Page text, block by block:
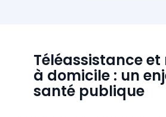
Téléassistance
à domicile : un
santé publique